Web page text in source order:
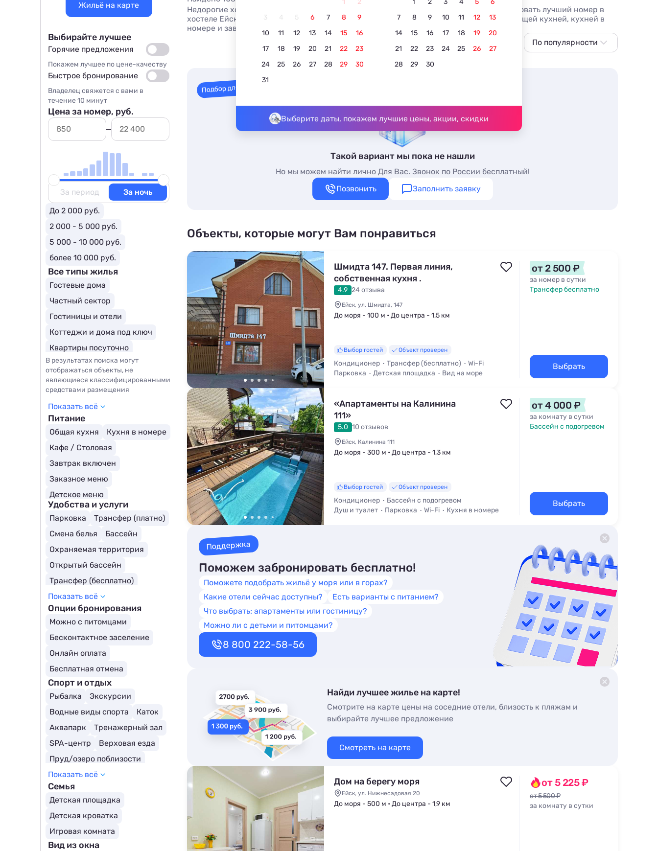
1
2
3
4 5 6 7 8
9
10
11 12 13 14 15
16
17
18 19 20 21 22
23
24
25 26 27 28 29
30
31
1 2 3 4 5
6
7
8 9 10 11 12
13
14
15 16 17 18 19
20
21
22 23 24 25 26
27
28
29 30
Выберите даты, покажем лучшие цены, акции, скидки
Недорогие хостелы в Ейске, у моря или в центре: отзывы, фото и цены за 2026. Бронировать лучший номер в
хостеле Ейска без посредников, онлайн - более 107 вариантов, от 850 руб, номера с общей кухней, кухней в
номере и завтрак включен.
По популярности
Подбор для вас
Такой вариант мы пока не нашли
Но мы можем найти лично Для Вас. Звонок по России бесплатный!
Позвонить
Заполнить заявку
Объекты, которые могут Вам понравиться
Шмидта 147. Первая линия,
собственная кухня .
4.9 24 отзыва
Ейск, ул. Шмидта, 147
До моря - 100 м • До центра - 1,5 км
Выбор гостей Объект проверен
Кондиционер Трансфер (бесплатно)
Wi-Fi
Парковка
Детская площадка
Вид на море
от 2 500 ₽
за номер в сутки
Трансфер бесплатно
Выбрать
«Апартаменты на Калинина
111»
5.0 10 отзывов
Ейск, Калинина 111
До моря - 300 м • До центра - 1,3 км
Выбор гостей Объект проверен
Кондиционер
Бассейн с подогревом
Душ и туалет
Парковка Wi-Fi
Кухня в номере
от 4 000 ₽
за комнату в сутки
Бассейн с подогревом
Выбрать
Поддержка
Поможем забронировать бесплатно!
Поможете подобрать жильё у моря или в горах?
Какие отели сейчас доступны?
Есть варианты с питанием?
Что выбрать: апартаменты или гостиницу?
Можно ли с детьми и питомцами?
8 800 222-58-56
Найди лучшее жилье на карте!
Смотрите на карте цены на соседние отели, близость к пляжам и
выбирайте лучшее предложение
Смотреть на карте
Дом на берегу моря
Ейск, ул. Нижнесадовая 20
До моря - 500 м • До центра - 1,9 км
от 5 225 ₽
от 5 500 ₽
за комнату в сутки
Жильё на карте
Выбирайте лучшее
Горячие предложения
Покажем лучшее по цене-качеству
Быстрое бронирование
Владелец свяжется с вами в
течение 10 минут
Цена за номер, руб.
За период
За ночь
До 2 000 руб.
2 000 - 5 000 руб.
5 000 - 10 000 руб.
более 10 000 руб.
Все типы жилья
Гостевые дома
Частный сектор
Гостиницы и отели
Коттеджи и дома под ключ
Квартиры посуточно
Комнаты
Апартаменты
Мини-отели
Курортные отели
Мотели
Парк-отели
SPA-отели
В результатах поиска могут
отображаться объекты, не
являющиеся классифицированными
средствами размещения
Показать всё
Питание
Общая кухня
Кухня в номере
Кафе / Столовая
Завтрак включен
Заказное меню
Детское меню
Удобства и услуги
Парковка
Трансфер (платно)
Смена белья
Бассейн
Охраняемая территория
Открытый бассейн
Трансфер (бесплатно)
Детский бассейн
Бассейн с подогревом
Крытый бассейн
Показать всё
Опции бронирования
Можно с питомцами
Бесконтактное заселение
Онлайн оплата
Бесплатная отмена
Спорт и отдых
Рыбалка
Экскурсии
Водные виды спорта
Каток
Аквапарк
Тренажерный зал
SPA-центр
Верховая езда
Пруд/озеро поблизости
Показать всё
Семья
Детская площадка
Детская кроватка
Игровая комната
Вид из окна